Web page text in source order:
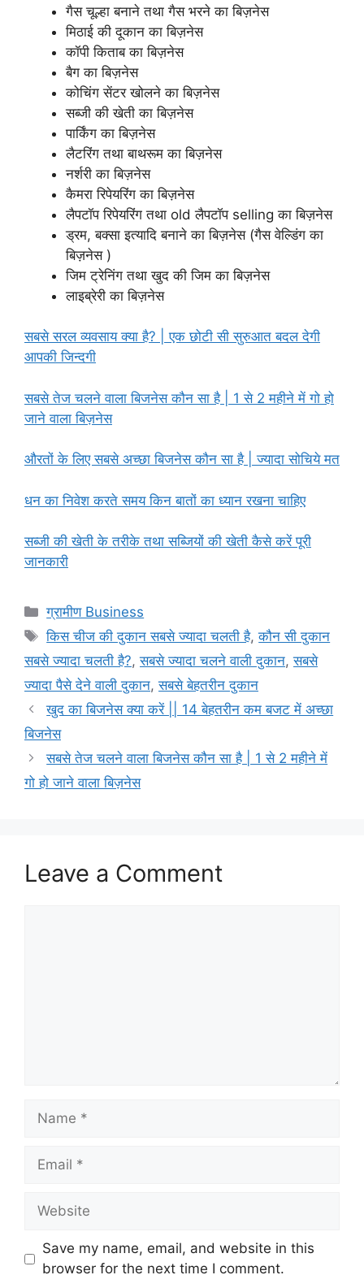
गैस चूल्हा बनाने तथा गैस भरने का बिज़नेस
मिठाई की दूकान का बिज़नेस
कॉपी किताब का बिज़नेस
बैग का बिज़नेस
कोचिंग सेंटर खोलने का बिज़नेस
सब्जी की खेती का बिज़नेस
पार्किंग का बिज़नेस
लैटरिंग तथा बाथरूम का बिज़नेस
नर्शरी का बिज़नेस
कैमरा रिपेयरिंग का बिज़नेस
लैपटॉप रिपेयरिंग तथा old लैपटॉप selling का बिज़नेस
ड्रम, बक्सा इत्यादि बनाने का बिज़नेस (गैस वेल्डिंग का
बिज़नेस )
जिम ट्रेनिंग तथा खुद की जिम का बिज़नेस
लाइब्रेरी का बिज़नेस
सबसे सरल व्यवसाय क्या है? | एक छोटी सी सुरुआत बदल देगी
आपकी जिन्दगी
सबसे तेज चलने वाला बिजनेस कौन सा है | 1 से 2 महीने में गो हो
जाने वाला बिज़नेस
औरतों के लिए सबसे अच्छा बिजनेस कौन सा है | ज्यादा सोचिये मत
धन का निवेश करते समय किन बातों का ध्यान रखना चाहिए
सब्जी की खेती के तरीके तथा सब्जियों की खेती कैसे करें पूरी
जानकारी
Categories
ग्रामीण Business
Tags
किस चीज की दुकान सबसे ज्यादा चलती है,कौन सी दुकान
सबसे ज्यादा चलती है?,सबसे ज्यादा चलने वाली दुकान,सबसे
ज्यादा पैसे देने वाली दुकान,सबसे बेहतरीन दुकान
खुद का बिजनेस क्या करें || 14 बेहतरीन कम बजट में अच्छा
बिजनेस
सबसे तेज चलने वाला बिजनेस कौन सा है | 1 से 2 महीने में
गो हो जाने वाला बिज़नेस
Leave a Comment
Name
Email
Website
Save my name, email, and website in this
browser for the next time I comment.